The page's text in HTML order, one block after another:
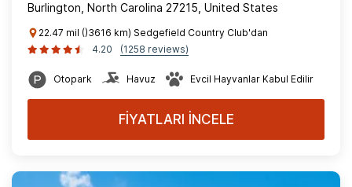
Burlington, North Carolina 27215, United States
22.47 mil ()3616 km) Sedgefield Country Club'dan
4.20
(1258 reviews)
Otopark Havuz Evcil Hayvanlar Kabul Edilir
FİYATLARI İNCELE